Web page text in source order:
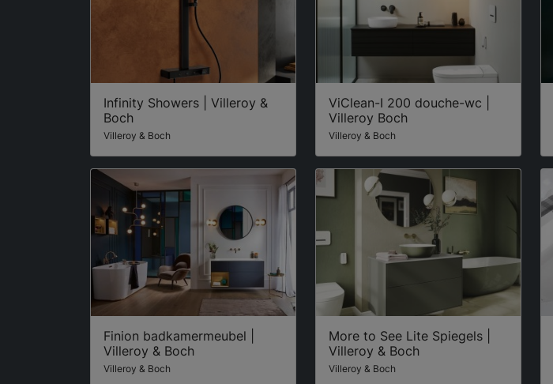
Infinity Showers | Villeroy &
Boch
Villeroy & Boch
ViClean-I 200 douche-wc |
Villeroy Boch
Villeroy & Boch
Finion badkamermeubel |
Villeroy & Boch
Villeroy & Boch
More to See Lite Spiegels |
Villeroy & Boch
Villeroy & Boch